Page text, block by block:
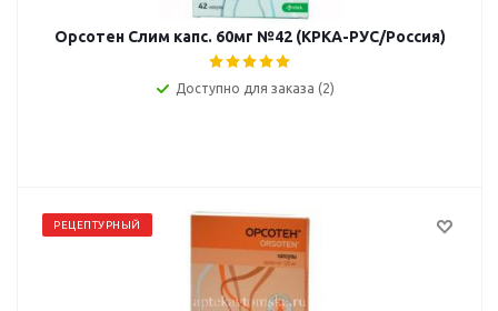
Орсотен Слим капс. 60мг №42 (КРКА-РУС/Россия)
Доступно для заказа (2)
РЕЦЕПТУРНЫЙ